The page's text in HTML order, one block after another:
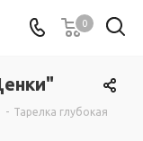
0
- Тарелка глубокая